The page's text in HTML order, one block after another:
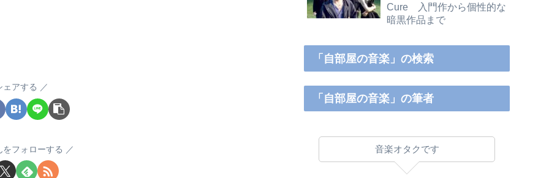
ェアする
をフォローする
Cure 入門作から個性的な
暗黒作品まで
「自部屋の音楽」の検索
「自部屋の音楽」の筆者
音楽オタクです